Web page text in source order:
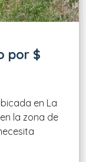
por $
en La
la zona de